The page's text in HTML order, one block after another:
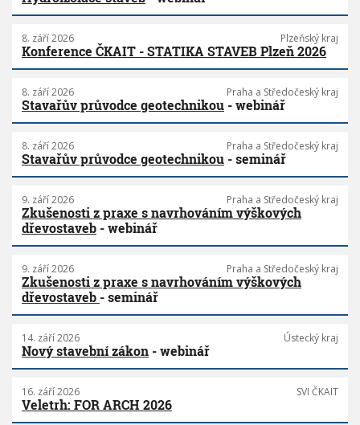
8. září 2026 Plzeňský kraj
Konference ČKAIT - STATIKA STAVEB Plzeň 2026
8. září 2026 Praha a Středočeský kraj
Stavařův průvodce geotechnikou - webinář
8. září 2026 Praha a Středočeský kraj
Stavařův průvodce geotechnikou - seminář
9. září 2026 Praha a Středočeský kraj
Zkušenosti z praxe s navrhováním výškových
dřevostaveb - webinář
9. září 2026 Praha a Středočeský kraj
Zkušenosti z praxe s navrhováním výškových
dřevostaveb - seminář
14. září 2026 Ústecký kraj
Nový stavební zákon - webinář
16. září 2026 SVI ČKAIT
Veletrh: FOR ARCH 2026